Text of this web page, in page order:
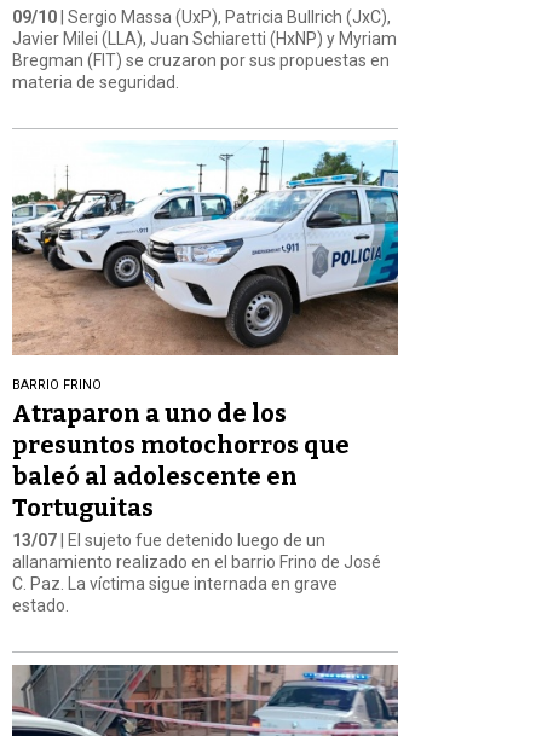
09/10 | Sergio Massa (UxP), Patricia Bullrich (JxC),
Javier Milei (LLA), Juan Schiaretti (HxNP) y Myriam
Bregman (FIT) se cruzaron por sus propuestas en
materia de seguridad.
BARRIO FRINO
Atraparon a uno de los
presuntos motochorros que
baleó al adolescente en
Tortuguitas
13/07 | El sujeto fue detenido luego de un
allanamiento realizado en el barrio Frino de José
C. Paz. La víctima sigue internada en grave
estado.